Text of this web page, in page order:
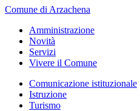
Comune di Arzachena
Amministrazione
Novità
Servizi
Vivere il Comune
Comunicazione istituzionale
Istruzione
Turismo